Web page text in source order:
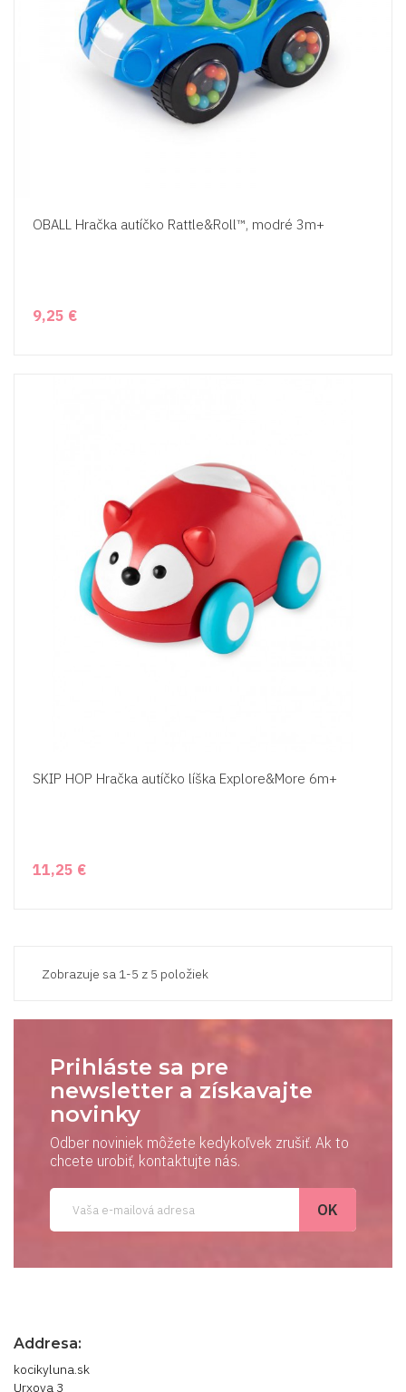
OBALL Hračka autíčko Rattle&Roll™, modré 3m+
9,25 €
SKIP HOP Hračka autíčko líška Explore&More 6m+
11,25 €
Zobrazuje sa 1-5 z 5 položiek
Prihláste sa pre
newsletter a získavajte
novinky
Odber noviniek môžete kedykoľvek zrušiť. Ak to
chcete urobiť, kontaktujte nás.
Addresa:
kocikyluna.sk
Urxova 3